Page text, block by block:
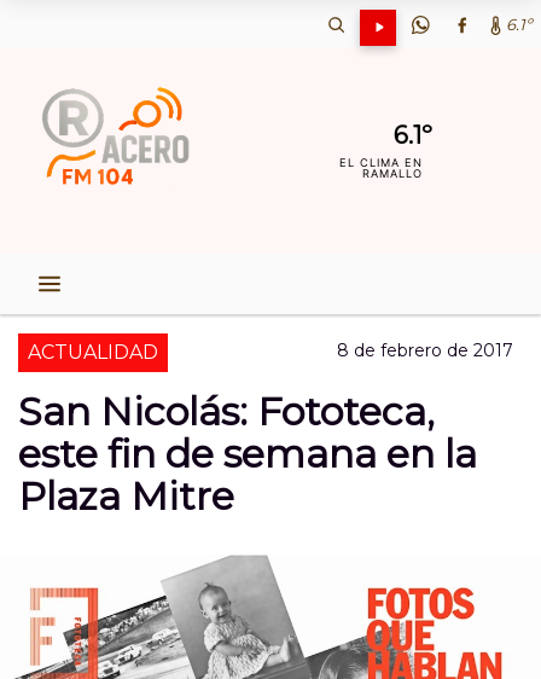
6.1º
6.1º
EL CLIMA EN
RAMALLO
ACTUALIDAD 8 de febrero de 2017
San Nicolás: Fototeca,
este fin de semana en la
Plaza Mitre